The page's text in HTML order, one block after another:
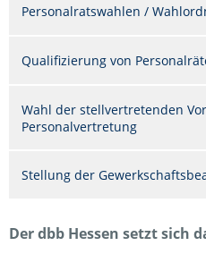
Personalratswahlen /
Qualifizierung von
Wahl der stellvertretenden
Personalvertretung
Stellung der
Der dbb Hessen setzt sich